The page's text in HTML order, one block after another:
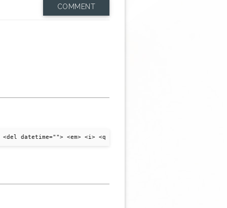
COMMENT
datetime=""> <em> <i> <q cite=""> <strike> <strong>